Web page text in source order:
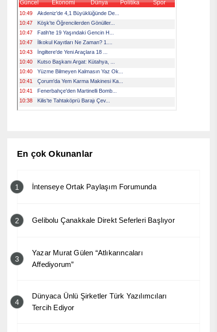
En çok Okunanlar
1 İntenseye Ortak Paylaşım Forumunda
2 Gelibolu Çanakkale Direkt Seferleri Başlıyor
3
Yazar Murat Gülen “Atlıkarıncaları
Affediyorum”
4
Dünyaca Ünlü Şirketler Türk Yazılımcıları
Tercih Ediyor